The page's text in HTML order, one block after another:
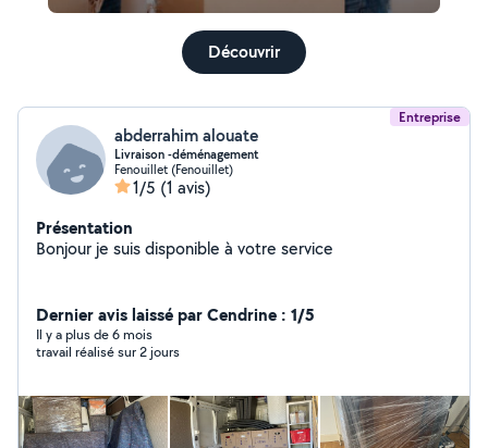
Découvrir
Entreprise
abderrahim alouate
Livraison -déménagement
Fenouillet (Fenouillet)
1/5 (1 avis)
Présentation
Bonjour je suis disponible à votre service
Dernier avis laissé par Cendrine : 1/5
Il y a plus de 6 mois
travail réalisé sur 2 jours